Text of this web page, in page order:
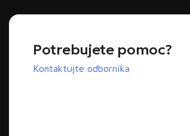
Potrebujete pomoc?
Kontaktujte odborníka